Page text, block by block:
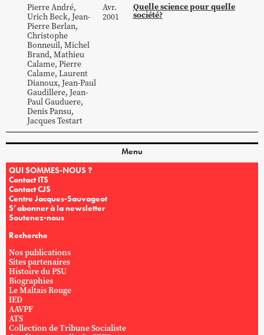
PierreAndré,
UrichBeck, Jean-
PierreBerlan,
Christophe
Bonneuil, Michel
Brand, Mathieu
Calame, Pierre
Calame, Laurent
Dianoux, Jean-Paul
Gaudillere, Jean-
PaulGauduere,
DenisPansu,
JacquesTestart
Avr.
2001
Quelle science pour quelle
société?
Menu
QUI SOMMES-NOUS ?
Contact ITS
Contact CJS
Centre Jacques-Sauvageot
S’abonner à la newsletter
Soutenez-nous
Recherche
Nos publications
Sites partenaires
Histoire du PSU
Biographies
Le Maltais Rouge
IED
AAVPF
ATS
Collection de Tribune Socialiste